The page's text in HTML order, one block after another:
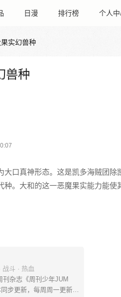
日漫 排行榜 个人
实幻兽种
兽种
大口真神形态。这是凯多海贼团
种。大和的这一恶魔果实能力能
战斗 · 热血
刊杂志《周刊少年JUM
步更新，每周周一更新。